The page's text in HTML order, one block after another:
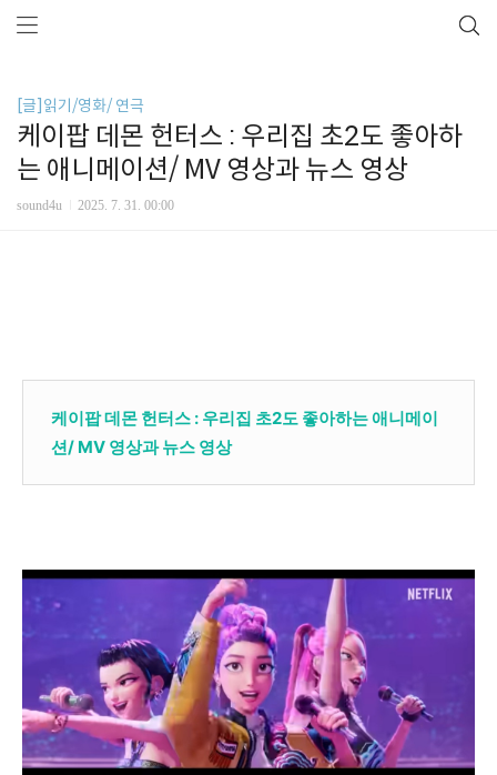
[글]읽기/영화/ 연극
케이팝 데몬 헌터스 : 우리집 초2도 좋아하
는 애니메이션/ MV 영상과 뉴스 영상
sound4u 2025. 7. 31. 00:00
케이팝 데몬 헌터스 : 우리집 초2도 좋아하는 애니메이
션/ MV 영상과 뉴스 영상